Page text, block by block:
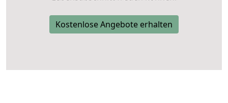
Kostenlose Angebote erhalten